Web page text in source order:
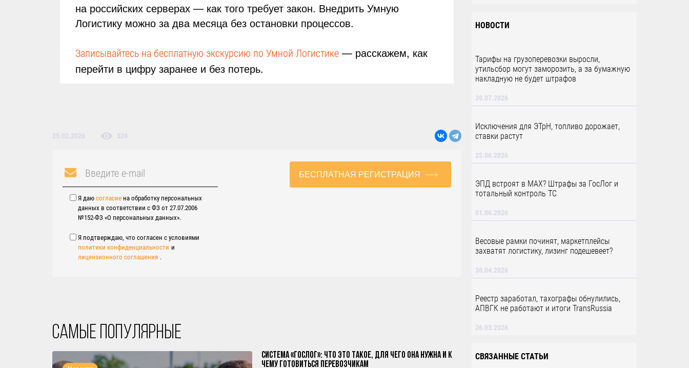
на российских серверах — как того требует закон. Внедрить Умную
Логистику можно за два месяца без остановки процессов.
Записывайтесь на бесплатную экскурсию по Умной Логистике — расскажем, как
перейти в цифру заранее и без потерь.
25.02.2026 524
БЕСПЛАТНАЯ РЕГИСТРАЦИЯ
Я даю согласие на обработку персональных
данных в соответствии с ФЗ от 27.07.2006
№152-ФЗ «О персональных данных».
Я подтверждаю, что согласен с условиями
политики конфиденциальности и
лицензионного соглашения .
Самые популярные
Система «ГосЛог»: что это такое, для чего она нужна и к
чему готовиться перевозчикам
НОВОСТИ
Тарифы на грузоперевозки выросли,
утильсбор могут заморозить, а за бумажную
накладную не будет штрафов
30.07.2026
Исключения для ЭТрН, топливо дорожает,
ставки растут
25.06.2026
ЭПД встроят в MAX? Штрафы за ГосЛог и
тотальный контроль ТС
01.06.2026
Весовые рамки починят, маркетплейсы
захватят логистику, лизинг подешевеет?
30.04.2026
Реестр заработал, тахографы обнулились,
АПВГК не работают и итоги TransRussia
26.03.2026
СВЯЗАННЫЕ СТАТЬИ